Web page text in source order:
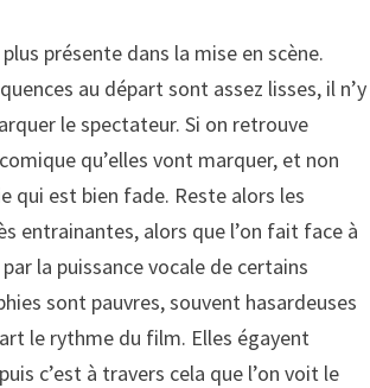
présente dans la mise en scène.
au départ sont assez lisses, il n’y
le spectateur. Si on retrouve
qu’elles vont marquer, et non
qui est bien fade. Reste alors les
entrainantes, alors que l’on fait face à
la puissance vocale de certains
sont pauvres, souvent hasardeuses
le rythme du film. Elles égayent
c’est à travers cela que l’on voit le